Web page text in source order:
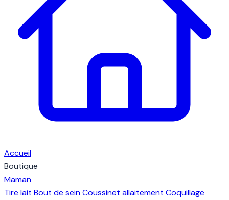
Accueil
Boutique
Maman
Tire lait Bout de seinCoussinet allaitement Coquillage